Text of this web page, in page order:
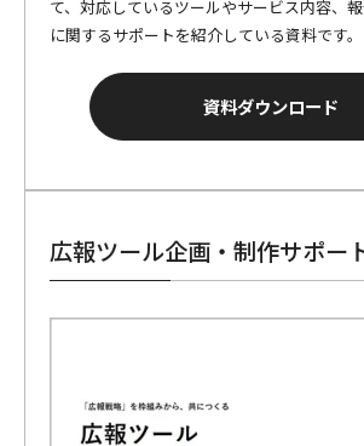
て、対応しているツールやサービス内容、
に関するサポートを紹介している資料です。
資料ダウンロード
広報ツール企画・制作サポー